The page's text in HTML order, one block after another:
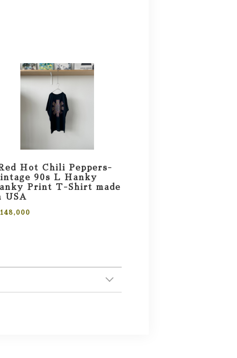
Hot Chili Peppers-
90s L Hanky
Print T-Shirt made
USA